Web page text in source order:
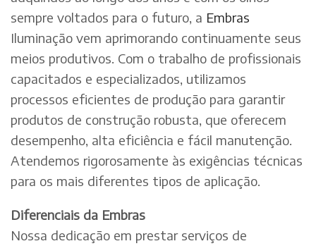
sempre voltados para o futuro, a Embras
Iluminação vem aprimorando continuamente seus
meios produtivos. Com o trabalho de profissionais
capacitados e especializados, utilizamos
processos eficientes de produção para garantir
produtos de construção robusta, que oferecem
desempenho, alta eficiência e fácil manutenção.
Atendemos rigorosamente às exigências técnicas
para os mais diferentes tipos de aplicação.
Diferenciais da Embras
Nossa dedicação em prestar serviços de